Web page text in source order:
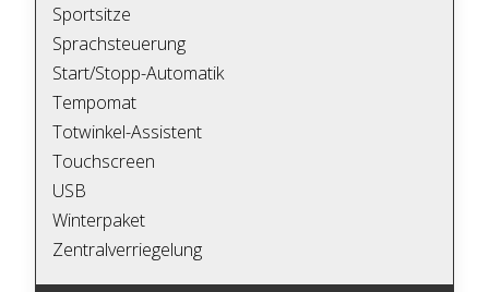
Sportsitze
Sprachsteuerung
Start/Stopp-Automatik
Tempomat
Totwinkel-Assistent
Touchscreen
USB
Winterpaket
Zentralverriegelung